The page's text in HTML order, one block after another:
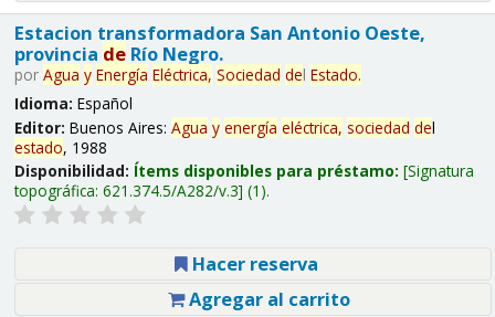
Estacion transformadora San Antonio Oeste,
provincia deRío Negro.
por Agua y Energía Eléctrica, Sociedad del Estado.
Idioma: Español
Editor: Buenos Aires: Agua y energía eléctrica, sociedad del
estado, 1988
Disponibilidad: Ítems disponibles para préstamo: Signatura
topográfica: 621.374.5/A282/v.3 (1).
Hacer reserva
Agregar al carrito